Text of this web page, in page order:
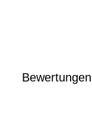
Bewertungen